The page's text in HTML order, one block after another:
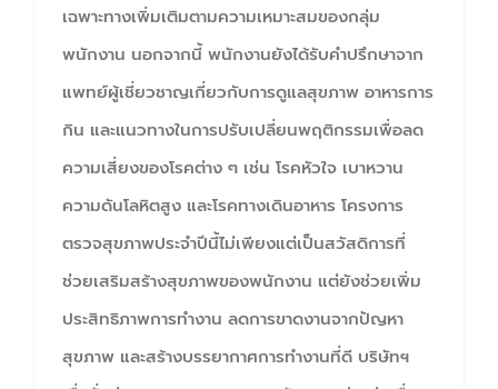
เฉพาะทางเพิ่มเติมตามความเหมาะสมของกลุ่ม
พนักงาน นอกจากนี้ พนักงานยังได้รับคำปรึกษาจาก
แพทย์ผู้เชี่ยวชาญเกี่ยวกับการดูแลสุขภาพ อาหารการ
กิน และแนวทางในการปรับเปลี่ยนพฤติกรรมเพื่อลด
ความเสี่ยงของโรคต่าง ๆ เช่น โรคหัวใจ เบาหวาน
ความดันโลหิตสูง และโรคทางเดินอาหาร โครงการ
ตรวจสุขภาพประจำปีนี้ไม่เพียงแต่เป็นสวัสดิการที่
ช่วยเสริมสร้างสุขภาพของพนักงาน แต่ยังช่วยเพิ่ม
ประสิทธิภาพการทำงาน ลดการขาดงานจากปัญหา
สุขภาพ และสร้างบรรยากาศการทำงานที่ดี บริษัทฯ